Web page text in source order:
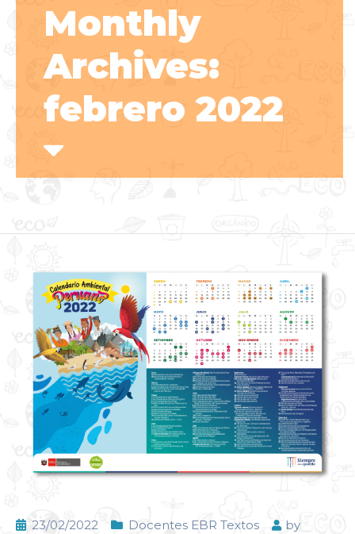
Monthly
Archives:
febrero 2022
23/02/2022 Docentes EBR Textos
by